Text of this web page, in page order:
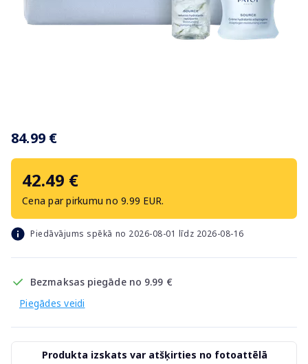
84.99 €
42.49 €
Cena par pirkumu no 9.99 EUR.
Piedāvājums spēkā no 2026-08-01 līdz 2026-08-16
Bezmaksas piegāde no 9.99 €
Piegādes veidi
Produkta izskats var atšķirties no fotoattēlā